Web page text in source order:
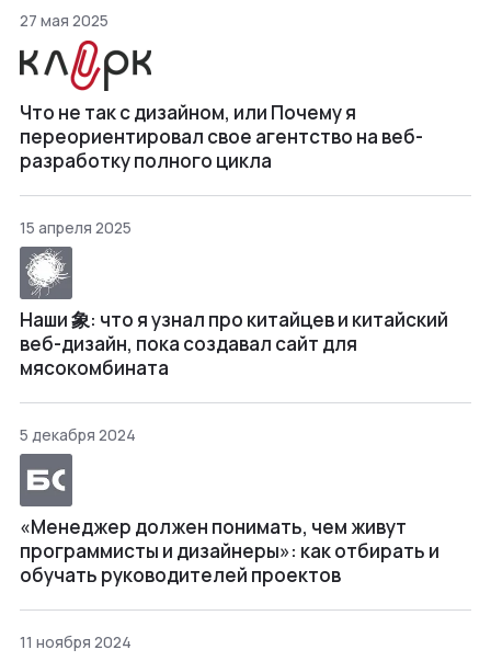
27 мая 2025
Что не так с дизайном, или Почему я
переориентировал свое агентство на веб-
разработку полного цикла
15 апреля 2025
Наши 象: что я узнал про китайцев и китайский
веб-дизайн, пока создавал сайт для
мясокомбината
5 декабря 2024
«Менеджер должен понимать, чем живут
программисты и дизайнеры»: как отбирать и
обучать руководителей проектов
11 ноября 2024